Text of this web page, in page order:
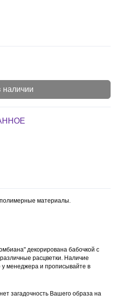
наличии
полимерные материалы.
декорирована бабочкой с
расцветки. Наличие
менеджера и прописывайте в
загадочность Вашего образа на